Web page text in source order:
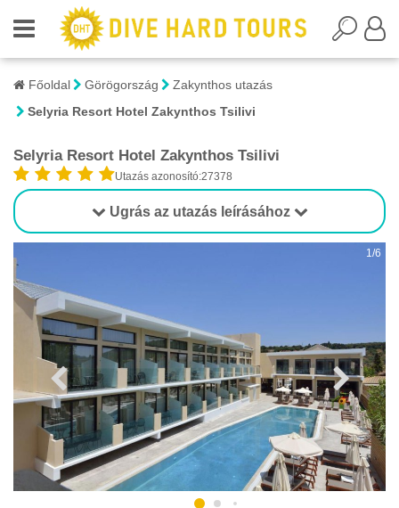
Főoldal Görögország
Zakynthos utazás
Selyria Resort Hotel Zakynthos Tsilivi
Selyria Resort Hotel Zakynthos Tsilivi
Utazás azonosító:27378
Ugrás az utazás leírásához
1/6